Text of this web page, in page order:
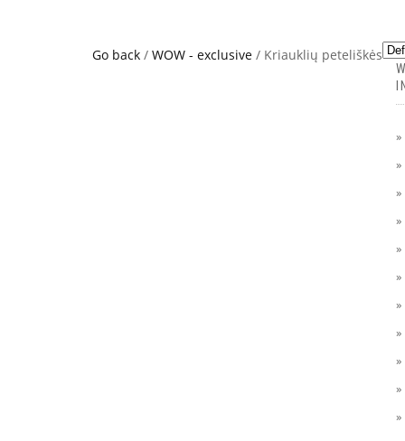
Go back / WOW - exclusive / Kriauklių peteliškės